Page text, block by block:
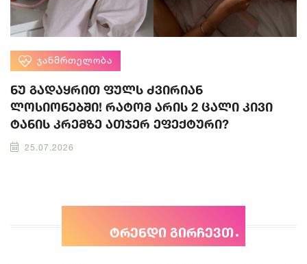
ᲯᲐᲜᲛᲠᲗᲔᲚᲝᲑᲐ
ნუ გადაყრით ფულს ძვირიან
ლოსიონებში! რატომ არის 2 ცალი კივი
ტანის კრემზე ათჯერ ეფექტური?
25.07.2026
ტრენდი გირჩევთ